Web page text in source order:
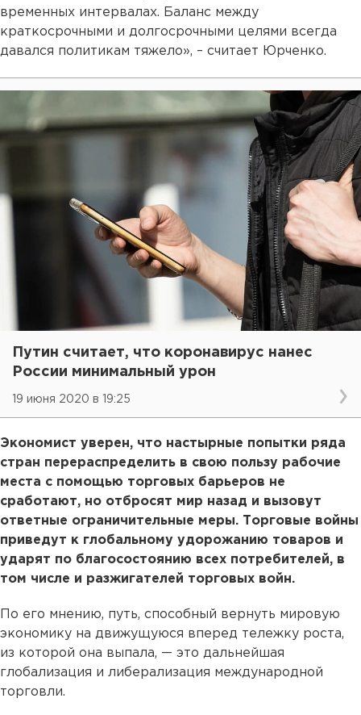
временных интервалах. Баланс между
краткосрочными и долгосрочными целями всегда
давался политикам тяжело», – считает Юрченко.
Путин считает, что коронавирус нанес
России минимальный урон
19 июня 2020 в 19:25
Экономист уверен, что настырные попытки ряда
стран перераспределить в свою пользу рабочие
места с помощью торговых барьеров не
сработают, но отбросят мир назад и вызовут
ответные ограничительные меры. Торговые войны
приведут к глобальному удорожанию товаров и
ударят по благосостоянию всех потребителей, в
том числе и разжигателей торговых войн.
По его мнению, путь, способный вернуть мировую
экономику на движущуюся вперед тележку роста,
из которой она выпала, — это дальнейшая
глобализация и либерализация международной
торговли.